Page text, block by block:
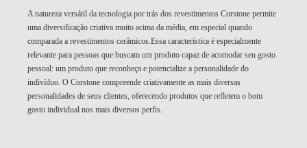
A natureza versátil da tecnologia por trás dos revestimentos Corstone permite
uma diversificação criativa muito acima da média, em especial quando
comparada a revestimentos cerâmicos.Essa característica é especialmente
relevante para pessoas que buscam um produto capaz de acomodar seu gosto
pessoal: um produto que reconheça e potencialize a personalidade do
indivíduo. O Corstone compreende criativamente as mais diversas
personalidades de seus clientes, oferecendo produtos que refletem o bom
gosto individual nos mais diversos perfis.